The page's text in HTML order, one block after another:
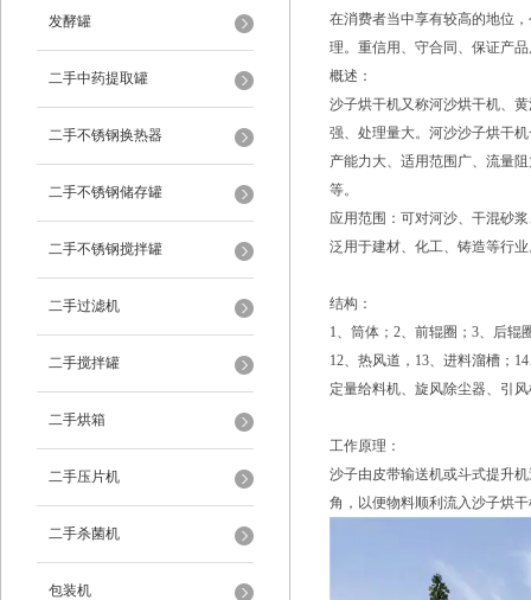
发酵罐
二手中药提取罐
二手不锈钢换热器
二手不锈钢储存罐
二手不锈钢搅拌罐
二手过滤机
二手搅拌罐
二手烘箱
二手压片机
二手杀菌机
包装机
在消费者当中享有较高的地位
理。重信用、守合同、保证产
概述：
沙子烘干机又称河沙烘干机、
强、处理量大。河沙沙子烘干
产能力大、适用范围广、流量
等。
应用范围：可对河沙、干混砂
泛用于建材、化工、铸造等行
结构：
1、筒体；2、前辊圈；3、后辊
12、热风道，13、进料溜槽；
定量给料机、旋风除尘器、引
工作原理：
沙子由皮带输送机或斗式提升
角，以便物料顺利流入沙子烘